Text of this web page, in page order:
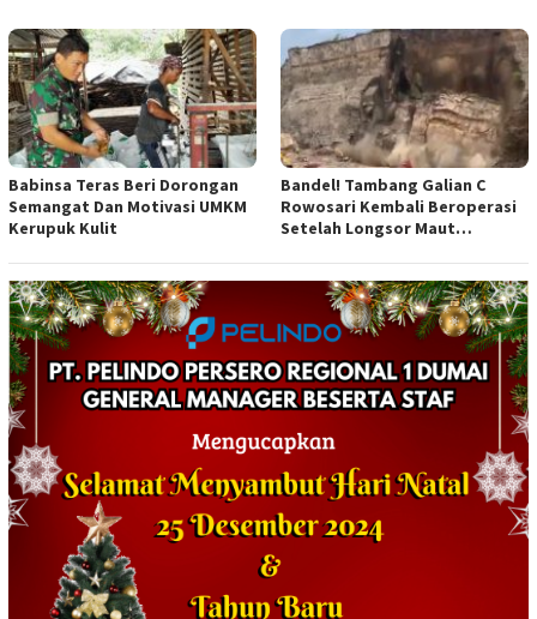
Anggaran
Babinsa Teras Beri Dorongan
Semangat Dan Motivasi UMKM
Kerupuk Kulit
Bandel! Tambang Galian C
Rowosari Kembali Beroperasi
Setelah Longsor Maut